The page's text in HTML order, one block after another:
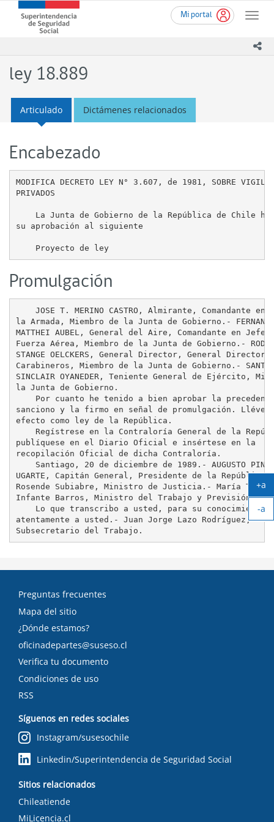
contenido
Mi portal
Toggle
Superintendencia
de
(SUSESO)
-
de
Chile
ley 18.889
Articulado Dictámenes relacionados
Encabezado
MODIFICA DECRETO LEY N° 3.607, de 1981, SOBRE
PRIVADOS
La Junta de Gobierno de la República de Chile ha
su aprobación al siguiente
    Proyecto de ley
Promulgación
JOSE T. MERINO CASTRO, Almirante, Comandante en
la Armada, Miembro de la Junta de Gobierno.-
MATTHEI AUBEL, General del Aire, Comandante en Jefe
Fuerza Aérea, Miembro de la Junta de Gobierno.-
STANGE OELCKERS, General Director, General Director
Carabineros, Miembro de la Junta de Gobierno.-
SINCLAIR OYANEDER, Teniente General de Ejército,
la Junta de Gobierno.
Por cuanto he tenido a bien aprobar la
sanciono y la firmo en señal de promulgación.
efecto como ley de la República.
Regístrese en la Contraloría General de la
publíquese en el Diario Oficial e insértese en la
recopilación Oficial de dicha Contraloría.
Santiago, 20 de diciembre de 1989.- AUGUSTO
UGARTE, Capitán General, Presidente de la
Rosende Subiabre, Ministro de Justicia.- María
Infante Barros, Ministro del Trabajo y Previsión
Lo que transcribo a usted, para su
atentamente a usted.- Juan Jorge Lazo Rodríguez,
Preguntas frecuentes
Mapa del sitio
¿Dónde estamos?
oficinadepartes@suseso.cl
Verifica tu documento
Condiciones de uso
RSS
Síguenos en redes sociales
Instagram/susesochile
Linkedin/Superintendencia de Seguridad Social
Sitios relacionados
Chileatiende
MiLicencia.cl
+a
-a